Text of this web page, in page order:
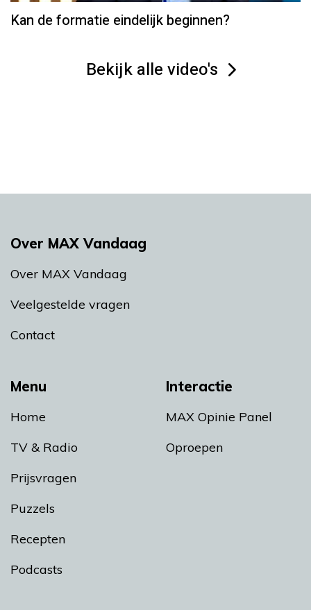
Kan de formatie eindelijk beginnen?
Bekijk alle video's
Menu
Home
TV & Radio
Prijsvragen
Puzzels
Recepten
Podcasts
Interactie
MAX Opinie Panel
Oproepen
Over MAX Vandaag
Over MAX Vandaag
Veelgestelde vragen
Contact